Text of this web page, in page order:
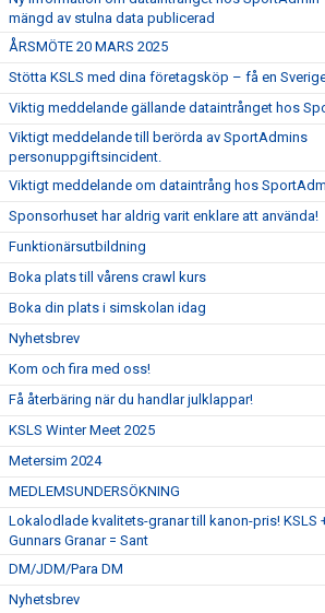
mängd av stulna data publicerad
ÅRSMÖTE 20 MARS 2025
Stötta KSLS med dina företagsköp – få en
Viktig meddelande gällande dataintrånget hos
Viktigt meddelande till berörda av SportAdmins
personuppgiftsincident.
Viktigt meddelande om dataintrång hos
Sponsorhuset har aldrig varit enklare att använda!
Funktionärsutbildning
Boka plats till vårens crawl kurs
Boka din plats i simskolan idag
Nyhetsbrev
Kom och fira med oss!
Få återbäring när du handlar julklappar!
KSLS Winter Meet 2025
Metersim 2024
MEDLEMSUNDERSÖKNING
Lokalodlade kvalitets-granar till kanon-pris! KSLS
Gunnars Granar = Sant
DM/JDM/Para DM
Nyhetsbrev